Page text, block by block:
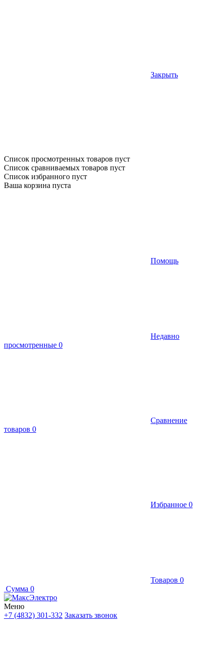
Закрыть
Список просмотренных товаров пуст
Список сравниваемых товаров пуст
Список избранного пуст
Ваша корзина пуста
Помощь
Недавно
просмотренные 0
Сравнение
товаров 0
Избранное 0
Товаров 0
Сумма 0
Меню
+7 (4832) 301-332 Заказать звонок